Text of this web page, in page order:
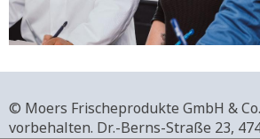
© Moers Frischeprodukte GmbH &
vorbehalten. Dr.-Berns-Straße 23,